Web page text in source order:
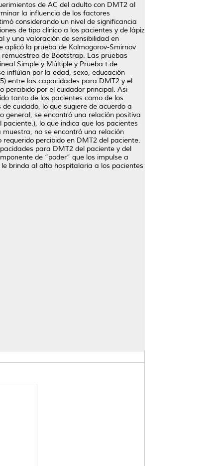
de AC del adulto con DMT2 al
la influencia de los factores
considerando un nivel de significancia
de tipo clínico a los pacientes y de lápiz
y una valoración de sensibilidad en
la prueba de Kolmogorov-Smirnov
de Bootstrap. Las pruebas
Simple y Múltiple y Prueba t de
influían por la edad, sexo, educación
entre las capacidades para DMT2 y el
percibido por el cuidador principal. Asi
tanto de los pacientes como de los
cuidado, lo que sugiere de acuerdo a
general, se encontró una relación positiva
lo que indica que los pacientes
no se encontró una relación
percibido en DMT2 del paciente.
para DMT2 del paciente y del
de “poder” que los impulse a
brinda al alta hospitalaria a los pacientes